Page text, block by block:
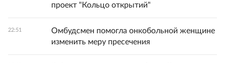
проект "Кольцо открытий"
22:51
Омбудсмен помогла онкобольной женщине
изменить меру пресечения